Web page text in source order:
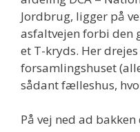
Jordbrug, ligger på
asfaltvejen forbi den
et T-kryds. Her
forsamlingshuset
sådant fælleshus,
På vej ned ad